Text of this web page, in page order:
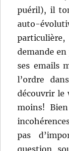
puéril), il
auto-
demande
ses emails
l’ordre
découvrir le
moins!
pas